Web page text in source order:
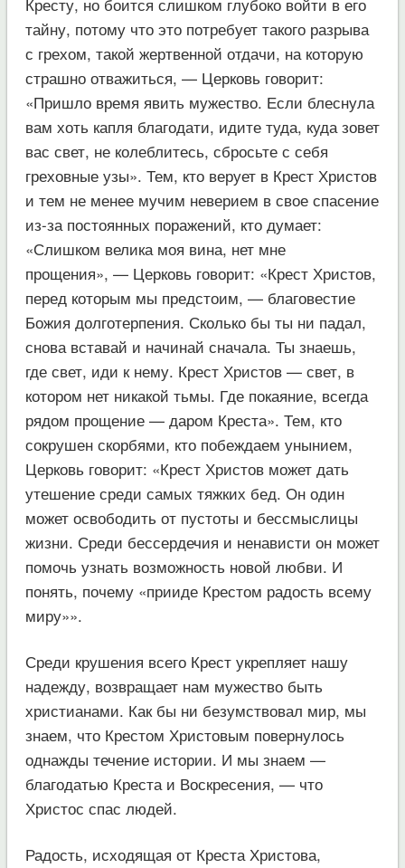
тайну, потому что это потребует такого разрыва
с грехом, такой жертвенной отдачи, на которую
страшно отважиться, — Церковь говорит:
«Пришло время явить мужество. Если блеснула
вам хоть капля благодати, идите туда, куда зовет
вас свет, не колеблитесь, сбросьте с себя
греховные узы». Тем, кто верует в Крест Христов
и тем не менее мучим неверием в свое спасение
из-за постоянных поражений, кто думает:
«Слишком велика моя вина, нет мне
прощения», — Церковь говорит: «Крест Христов,
перед которым мы предстоим, — благовестие
Божия долготерпения. Сколько бы ты ни падал,
снова вставай и начинай сначала. Ты знаешь,
где свет, иди к нему. Крест Христов — свет, в
котором нет никакой тьмы. Где покаяние, всегда
рядом прощение — даром Креста». Тем, кто
сокрушен скорбями, кто побеждаем унынием,
Церковь говорит: «Крест Христов может дать
утешение среди самых тяжких бед. Он один
может освободить от пустоты и бессмыслицы
жизни. Среди бессердечия и ненависти он может
помочь узнать возможность новой любви. И
понять, почему «прииде Крестом радость всему
миру»».
Среди крушения всего Крест укрепляет нашу
надежду, возвращает нам мужество быть
христианами. Как бы ни безумствовал мир, мы
знаем, что Крестом Христовым повернулось
однажды течение истории. И мы знаем —
благодатью Креста и Воскресения, — что
Христос спас людей.
Радость, исходящая от Креста Христова,